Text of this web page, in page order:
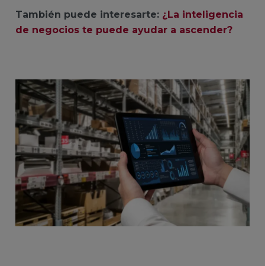
También puede interesarte: ¿La inteligencia
de negocios te puede ayudar a ascender?